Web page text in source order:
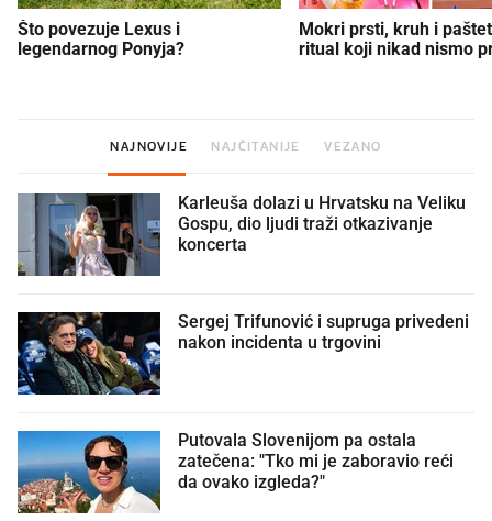
Što povezuje Lexus i
legendarnog Ponyja?
Mokri prsti, kruh i
ritual koji nikad nismo
NAJNOVIJE NAJČITANIJE VEZANO
Karleuša dolazi u Hrvatsku na Veliku
Gospu, dio ljudi traži otkazivanje
koncerta
Sergej Trifunović i supruga privedeni
nakon incidenta u trgovini
Putovala Slovenijom pa ostala
zatečena: "Tko mi je zaboravio reći
da ovako izgleda?"